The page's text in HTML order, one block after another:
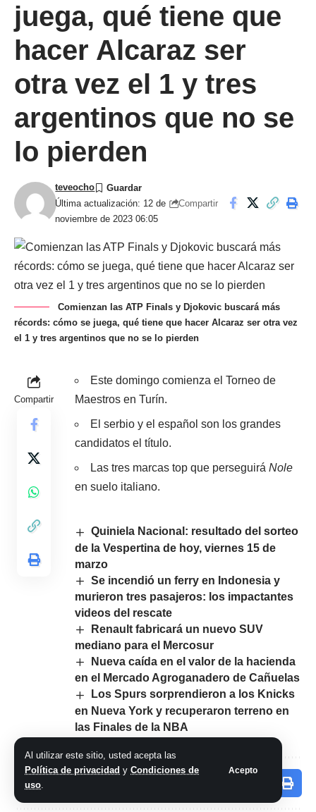
Al utilizar este sitio, usted acepta las
Política de privacidad y Condiciones de
uso.
Acepto
juega, qué tiene que
hacer Alcaraz ser
otra vez el 1 y tres
argentinos que no se
lo pierden
Última actualización: 12 de
noviembre de 2023 06:05
teveocho
Compartir
Comienzan las ATP Finals y Djokovic buscará más
récords: cómo se juega, qué tiene que hacer Alcaraz ser otra vez
el 1 y tres argentinos que no se lo pierden
Compartir
Este domingo comienza el Torneo de
Maestros en Turín.
El serbio y el español son los grandes
candidatos el título.
Las tres marcas top que perseguirá Nole
en suelo italiano.
Quiniela Nacional: resultado del sorteo
de la Vespertina de hoy, viernes 15 de
marzo
Se incendió un ferry en Indonesia y
murieron tres pasajeros: los impactantes
videos del rescate
Renault fabricará un nuevo SUV
mediano para el Mercosur
Nueva caída en el valor de la hacienda
en el Mercado Agroganadero de Cañuelas
Los Spurs sorprendieron a los Knicks
en Nueva York y recuperaron terreno en
las Finales de la NBA
Comparte este artículo